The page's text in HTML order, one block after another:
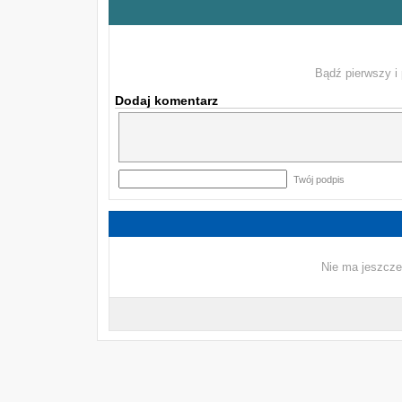
Bądź pierwszy i
Dodaj komentarz
Twój podpis
Nie ma